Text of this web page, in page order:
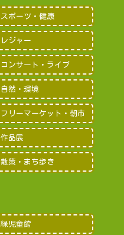
スポーツ・健康
レジャー
コンサート・ライブ
自然・環境
フリーマーケット・朝市
作品展
散策・まち歩き
緑児童館